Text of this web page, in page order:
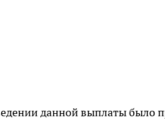
данной выплаты было